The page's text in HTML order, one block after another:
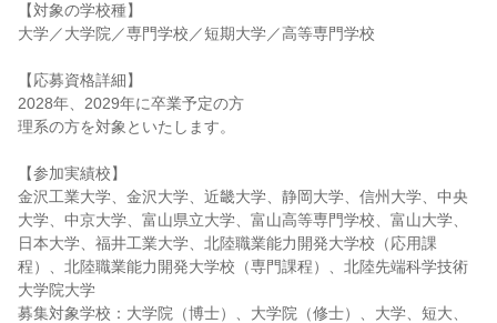
【対象の学校種】
大学／大学院／専門学校／短期大学／高等専門学校
【応募資格詳細】
2028年、2029年に卒業予定の方
理系の方を対象といたします。
【参加実績校】
金沢工業大学、金沢大学、近畿大学、静岡大学、信州大学、中央
大学、中京大学、富山県立大学、富山高等専門学校、富山大学、
日本大学、福井工業大学、北陸職業能力開発大学校（応用課
程）、北陸職業能力開発大学校（専門課程）、北陸先端科学技術
大学院大学
募集対象学校：大学院（博士）、大学院（修士）、大学、短大、